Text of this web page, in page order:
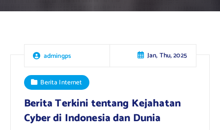
admingps Jan, Thu, 2025
Berita Internet
Berita Terkini tentang Kejahatan
Cyber di Indonesia dan Dunia